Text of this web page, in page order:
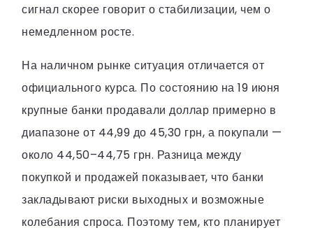
сигнал скорее говорит о стабилизации, чем о
немедленном росте.
На наличном рынке ситуация отличается от
официального курса. По состоянию на 19 июня
крупные банки продавали доллар примерно в
диапазоне от 44,99 до 45,30 грн, а покупали —
около 44,50–44,75 грн. Разница между
покупкой и продажей показывает, что банки
закладывают риски выходных и возможные
колебания спроса. Поэтому тем, кто планирует